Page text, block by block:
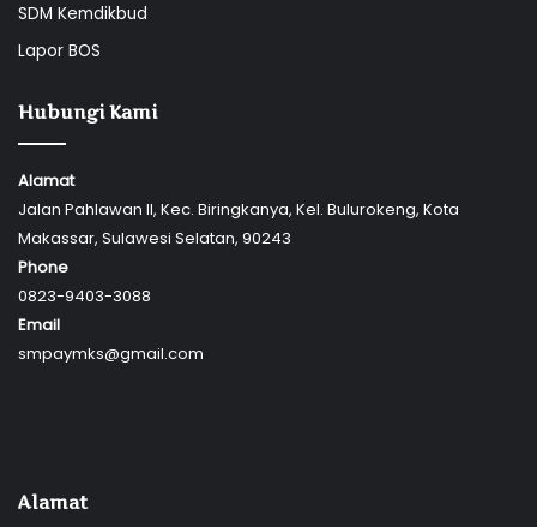
SDM Kemdikbud
Lapor BOS
Hubungi Kami
Alamat
Jalan Pahlawan II, Kec. Biringkanya, Kel. Bulurokeng, Kota
Makassar, Sulawesi Selatan, 90243
Phone
0823-9403-3088
Email
smpaymks@gmail.com
Alamat